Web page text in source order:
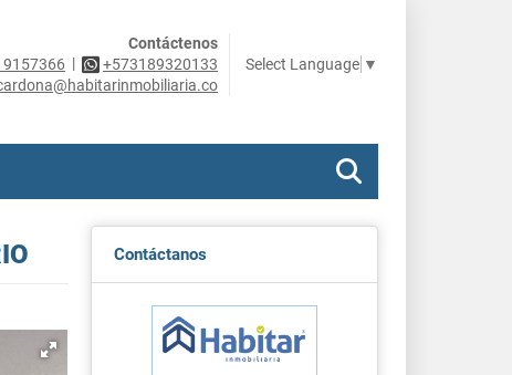
Contáctenos
|
+573189320133
Select Language ▼
Contáctanos